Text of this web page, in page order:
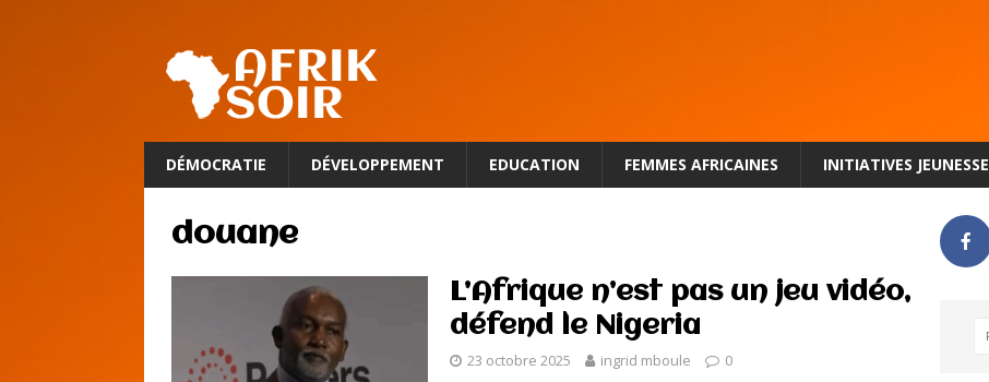
DÉMOCRATIE DÉVELOPPEMENT EDUCATION FEMMES AFRICAINES INITIATIVES JEUNESSE
douane
L’Afrique n’est pas un jeu vidéo,
défend le Nigeria
23 octobre 2025 ingrid mboule 0